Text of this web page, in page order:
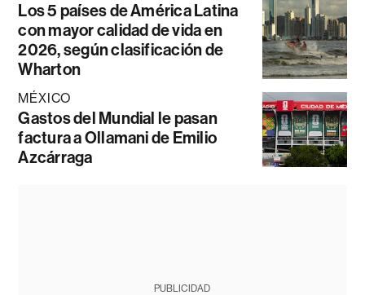
Los 5 países de América Latina
con mayor calidad de vida en
2026, según clasificación de
Wharton
MÉXICO
Gastos del Mundial le pasan
factura a Ollamani de Emilio
Azcárraga
PUBLICIDAD